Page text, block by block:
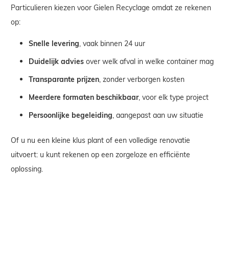
Particulieren kiezen voor Gielen Recyclage omdat ze rekenen
op:
Snelle levering , vaak binnen 24 uur
Duidelijk advies over welk afval in welke container mag
Transparante prijzen , zonder verborgen kosten
Meerdere formaten beschikbaar, voor elk type project
Persoonlijke begeleiding , aangepast aan uw situatie
Of u nu een kleine klus plant of een volledige renovatie
uitvoert: u kunt rekenen op een zorgeloze en efficiënte
oplossing.